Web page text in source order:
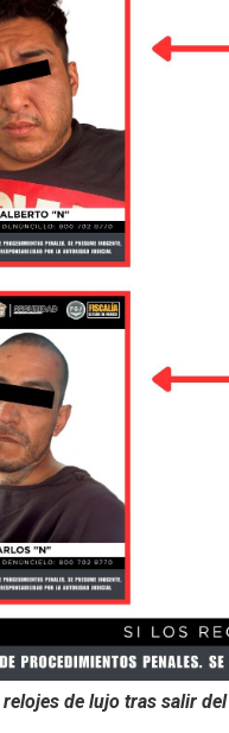
de lujo tras salir del